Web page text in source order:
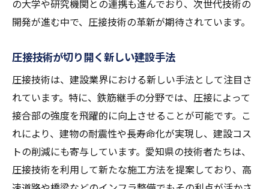
の大学や研究機関との連携も進んでおり、次世代技術の
開発が進む中で、圧接技術の革新が期待されています。
圧接技術が切り開く新しい建設手法
圧接技術は、建設業界における新しい手法として注目さ
れています。特に、鉄筋継手の分野では、圧接によって
接合部の強度を飛躍的に向上させることが可能です。こ
れにより、建物の耐震性や長寿命化が実現し、建設コス
トの削減にも寄与しています。愛知県の技術者たちは、
圧接技術を利用して新たな施工方法を提案しており、高